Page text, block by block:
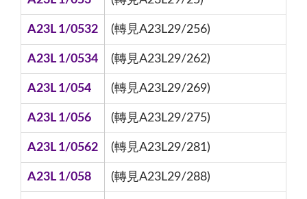
A23L 1/0532 (轉見A23L29/256)
A23L 1/0534 (轉見A23L29/262)
A23L 1/054 (轉見A23L29/269)
A23L 1/056 (轉見A23L29/275)
A23L 1/0562 (轉見A23L29/281)
A23L 1/058 (轉見A23L29/288)